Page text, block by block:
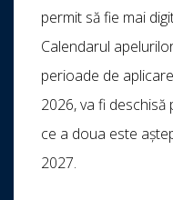
permit să fie mai
Calendarul
perioade de
2026, va fi deschisă
ce a doua este
2027.